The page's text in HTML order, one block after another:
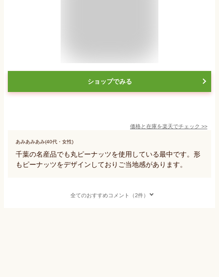
ショップでみる
価格と在庫を楽天でチェック >>
あみあみあみ(40代・女性)
千葉の名産品でも丸ピーナッツを使用している最中です。形
もピーナッツをデザインしておりご当地感があります。
全てのおすすめコメント（2件）